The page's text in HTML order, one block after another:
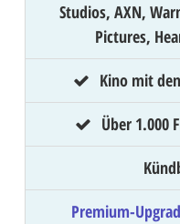
Studios, AXN,
Pictures,
Kino mit
Über 1.000
Premium-